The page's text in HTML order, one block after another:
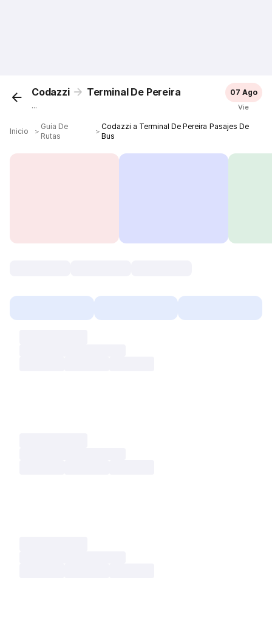
Codazzi Terminal De Pereira
...
07 Ago
Vie
Inicio ＞
Guía De
Rutas
＞
Codazzi a Terminal De Pereira Pasajes De
Bus